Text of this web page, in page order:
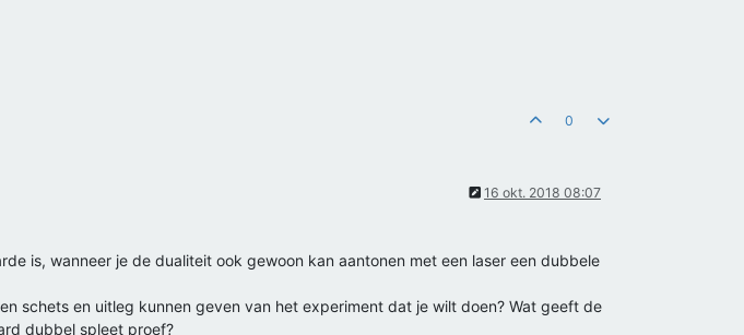
0
16 okt. 2018 08:07
is, wanneer je de dualiteit ook gewoon kan aantonen met een laser een dubbele
schets en uitleg kunnen geven van het experiment dat je wilt doen? Wat geeft de
dubbel spleet proef?